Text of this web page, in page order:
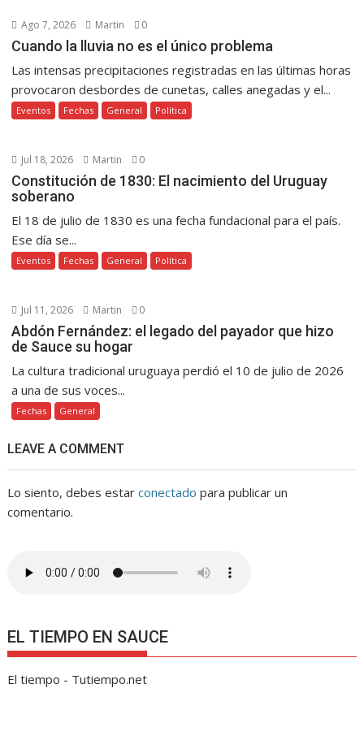
Ago 7, 2026 Martin 0
Cuando la lluvia no es el único problema
Las intensas precipitaciones registradas en las últimas horas
provocaron desbordes de cunetas, calles anegadas y el...
Eventos Fechas General Política
Jul 18, 2026 Martin 0
Constitución de 1830: El nacimiento del Uruguay
soberano
El 18 de julio de 1830 es una fecha fundacional para el país.
Ese día se...
Eventos Fechas General Política
Jul 11, 2026 Martin 0
Abdón Fernández: el legado del payador que hizo
de Sauce su hogar
La cultura tradicional uruguaya perdió el 10 de julio de 2026
a una de sus voces...
Fechas General
LEAVE A COMMENT
Lo siento, debes estarconectado para publicar un
comentario.
EL TIEMPO EN SAUCE
El tiempo - Tutiempo.net